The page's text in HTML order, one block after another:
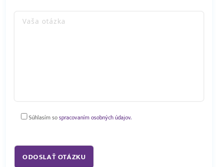
Súhlasím sospracovaním osobných údajov.